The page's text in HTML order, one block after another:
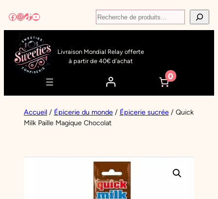
au
contenu
Facebook
Instagram
TikTok
YouTube Recherche
Livraison Mondial Relay offerte
à partir de 40€ d’achat
0
Accueil/ Épicerie du monde/ Épicerie sucrée/ Quick
Milk Paille Magique Chocolat